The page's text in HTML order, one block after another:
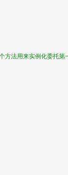
方法用来实例化委托第